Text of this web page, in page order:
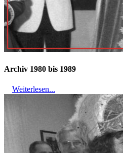
Archiv 1980 bis 1989
Weiterlesen...